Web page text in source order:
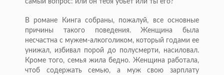
самый вопрос: или он тебя убьет или ты его?
В романе Кинга собраны, пожалуй, все основные
причины такого поведения. Женщина была
несчастна с мужем-алкоголиком, который годами ее
унижал, избивал порой до полусмерти, насиловал.
Кроме того, семья жила бедно. Женщина работала,
чтоб содержать семью, а муж свою зарплату